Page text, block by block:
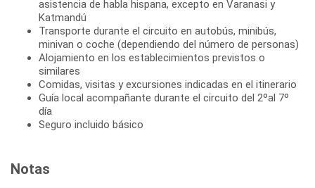
asistencia de habla hispana, excepto en Varanasi y
Katmandú
Transporte durante el circuito en autobús, minibús,
minivan o coche (dependiendo del número de personas)
Alojamiento en los establecimientos previstos o
similares
Comidas, visitas y excursiones indicadas en el itinerario
Guía local acompañante durante el circuito del 2ºal 7º
día
Seguro incluido básico
Notas